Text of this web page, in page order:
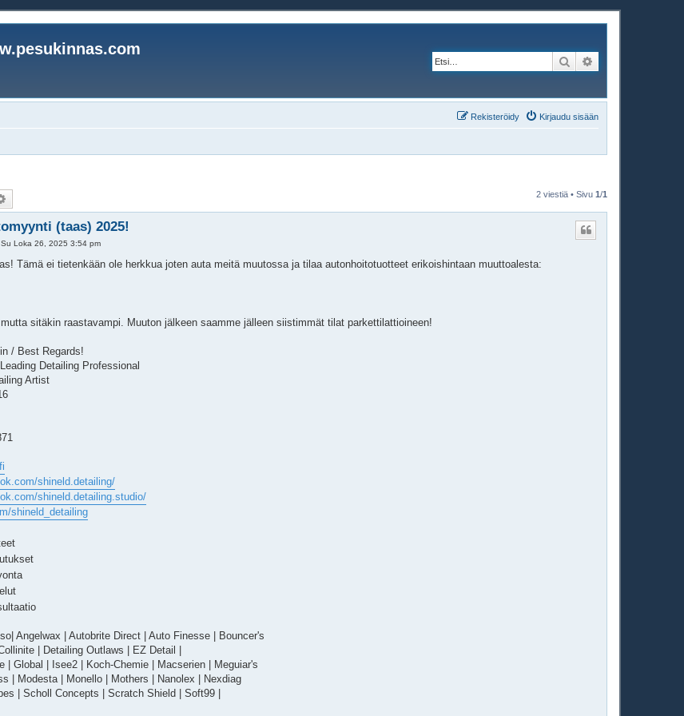
Etsi
Kirjaudu sisään
Rekisteröidy
2 viestiä • Sivu 1/1
(taas) 2025!
Su Loka 26, 2025 3:54 pm
Tämä ei tietenkään ole herkkua joten auta meitä muutossa ja tilaa autonhoitotuotteet erikoishintaan muuttoalesta:
sitäkin raastavampi. Muuton jälkeen saamme jälleen siistimmät tilat parkettilattioineen!
/ Best Regards!
Detailing Professional
Artist
shineld.detailing/
shineld.detailing.studio/
shineld_detailing
Angelwax | Autobrite Direct | Auto Finesse | Bouncer's
| Detailing Outlaws | EZ Detail |
| Global | Isee2 | Koch-Chemie | Macserien | Meguiar's
| Modesta | Monello | Mothers | Nanolex | Nexdiag
| Scholl Concepts | Scratch Shield | Soft99 |